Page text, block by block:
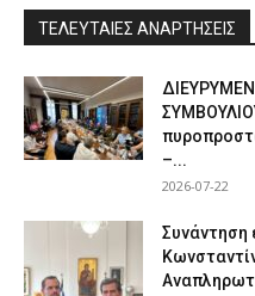
ΤΕΛΕΥΤΑΙΕΣ ΑΝΑΡΤΗΣΕΙΣ
–...
2026-07-22
Συνάντηση